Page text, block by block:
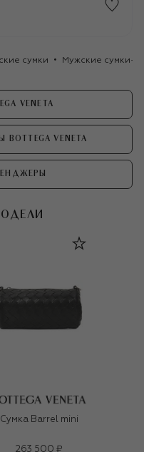
сумки Мужские сумки-
VENETA
VENETA
Сумка Barrel mini
263 500 ₽